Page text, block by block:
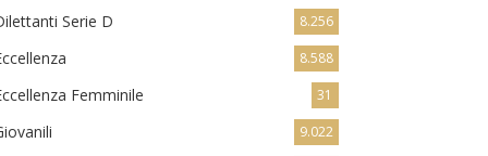
Serie D 8.256
8.588
Femminile 31
9.022